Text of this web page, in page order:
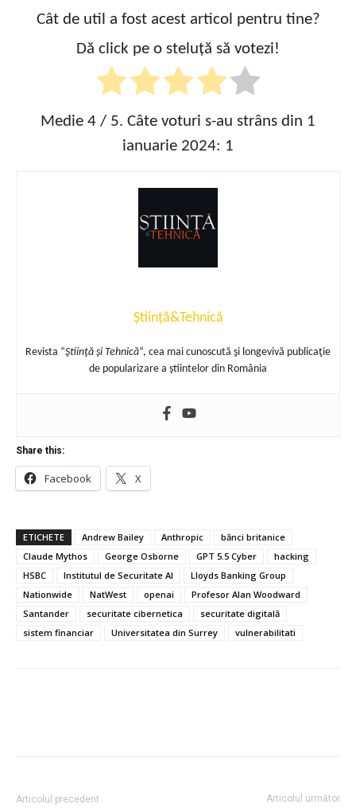
Cât de util a fost acest articol pentru tine?
Dă click pe o steluță să votezi!
Medie 4 / 5. Câte voturi s-au strâns din 1
ianuarie 2024: 1
Știință&Tehnică
Revista “Ştiinţă şi Tehnică“, cea mai cunoscută şi longevivă publicaţie
de popularizare a ştiintelor din România
Share this:
Facebook X
ETICHETE Andrew Bailey Anthropic
bănci britanice
Claude Mythos
George Osborne GPT 5.5 Cyber
hacking
HSBC
Institutul de Securitate AI
Lloyds Banking Group
Nationwide
NatWest openai
Profesor Alan Woodward
Santander
securitate cibernetica
securitate digitală
sistem financiar
Universitatea din Surrey vulnerabilitati
Articolul precedent Articolul următor